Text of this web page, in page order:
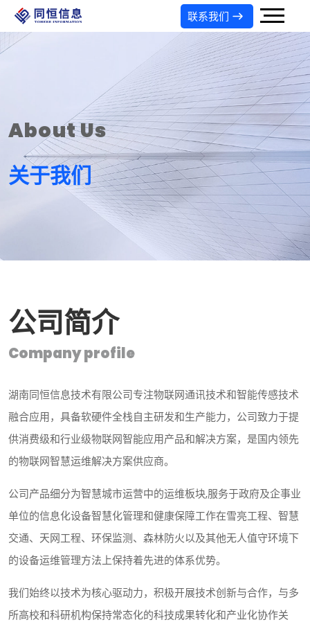
联系我们
About Us
关于我们
公司简介
Company profile
湖南同恒信息技术有限公司专注物联网通讯技术和智能传感技术
融合应用，具备软硬件全栈自主研发和生产能力，公司致力于提
供消费级和行业级物联网智能应用产品和解决方案，是国内领先
的物联网智慧运维解决方案供应商。
公司产品细分为智慧城市运营中的运维板块,服务于政府及企事业
单位的信息化设备智慧化管理和健康保障工作在雪亮工程、智慧
交通、天网工程、环保监测、森林防火以及其他无人值守环境下
的设备运维管理方法上保持着先进的体系优势。
我们始终以技术为核心驱动力，积极开展技术创新与合作，与多
所高校和科研机构保持常态化的科技成果转化和产业化协作关